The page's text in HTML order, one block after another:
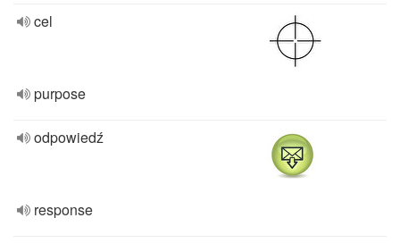
cel
purpose
odpowiedź
response